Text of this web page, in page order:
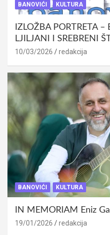
BANOVIĆI KULTURA
IZLOŽBA PORTRETA –
LJILJANI I SREBRENI
10/03/2026 redakcija
BANOVIĆI KULTURA
IN MEMORIAM Eniz
19/01/2026 redakcija